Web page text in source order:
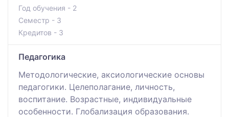
Год обучения - 2
Семестр - 3
Кредитов - 3
Педагогика
Методологические, аксиологические основы
педагогики. Целеполагание, личность,
воспитание. Возрастные, индивидуальные
особенности. Глобализация образования.